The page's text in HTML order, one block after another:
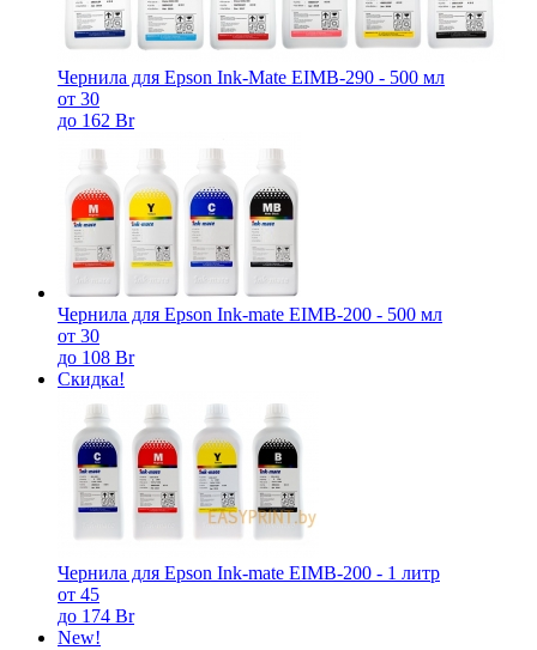
Чернила для Epson Ink-Mate EIMB-290 - 500 мл
от 30
до 162 Br
Чернила для Epson Ink-mate EIMB-200 - 500 мл
от 30
до 108 Br
Скидка!
Чернила для Epson Ink-mate EIMB-200 - 1 литр
от 45
до 174 Br
New!